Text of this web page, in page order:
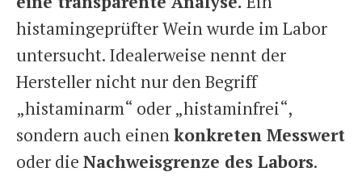
histamingeprüfter Wein wurde im Labor
untersucht. Idealerweise nennt der
Hersteller nicht nur den Begriff
„histaminarm“ oder „histaminfrei“,
sondern auch einenkonkreten Messwert
oder die Nachweisgrenze des Labors.